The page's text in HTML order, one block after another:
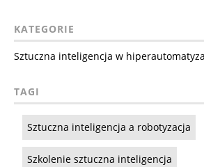
KATEGORIE
Sztuczna inteligencja w
TAGI
Sztuczna inteligencja a robotyzacja
Szkolenie sztuczna inteligencja